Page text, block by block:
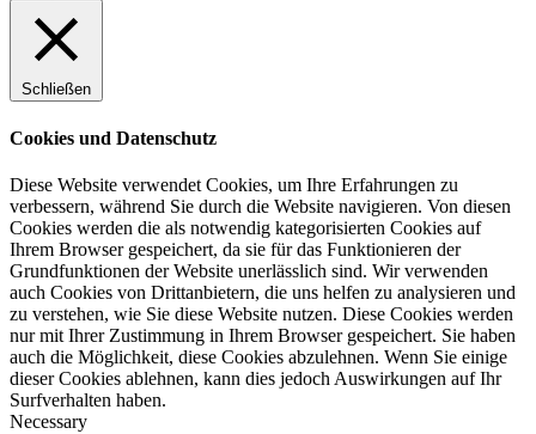
Schließen
Cookies und Datenschutz
Diese Website verwendet Cookies, um Ihre Erfahrungen zu
verbessern, während Sie durch die Website navigieren. Von diesen
Cookies werden die als notwendig kategorisierten Cookies auf
Ihrem Browser gespeichert, da sie für das Funktionieren der
Grundfunktionen der Website unerlässlich sind. Wir verwenden
auch Cookies von Drittanbietern, die uns helfen zu analysieren und
zu verstehen, wie Sie diese Website nutzen. Diese Cookies werden
nur mit Ihrer Zustimmung in Ihrem Browser gespeichert. Sie haben
auch die Möglichkeit, diese Cookies abzulehnen. Wenn Sie einige
dieser Cookies ablehnen, kann dies jedoch Auswirkungen auf Ihr
Surfverhalten haben.
Necessary